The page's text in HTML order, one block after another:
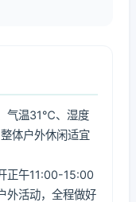
气温31℃、湿度
体户外休闲适宜
正午11:00-15:00
外活动，全程做好